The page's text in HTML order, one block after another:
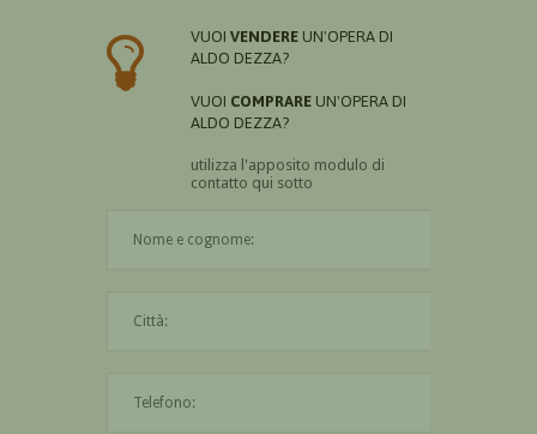
VUOI VENDERE UN'OPERA DI
ALDO DEZZA?
VUOI COMPRARE UN'OPERA DI
ALDO DEZZA?
utilizza l'apposito modulo di
contatto qui sotto